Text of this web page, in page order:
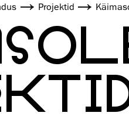
Projektid